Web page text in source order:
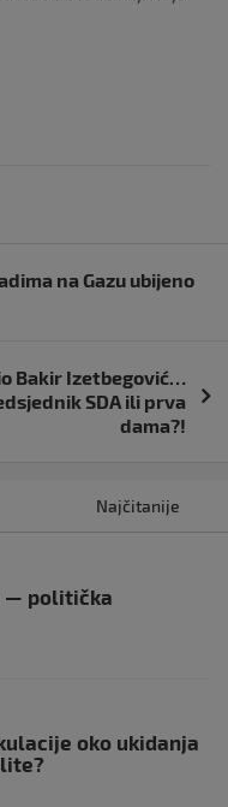
na Gazu ubijeno
Bakir Izetbegović…
SDA ili prva
dama?!
Najčitanije
— politička
oko ukidanja